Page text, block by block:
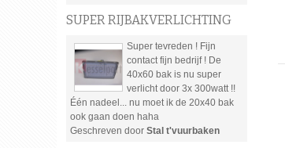
SUPER RIJBAKVERLICHTING
Super tevreden ! Fijn
contact fijn bedrijf ! De
40x60 bak is nu super
verlicht door 3x 300watt !!
Één nadeel... nu moet ik de 20x40 bak
ook gaan doen haha
Geschreven door Stal t'vuurbaken